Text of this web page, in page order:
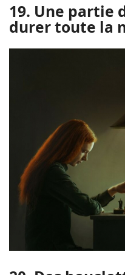
19. Une partie
durer toute la